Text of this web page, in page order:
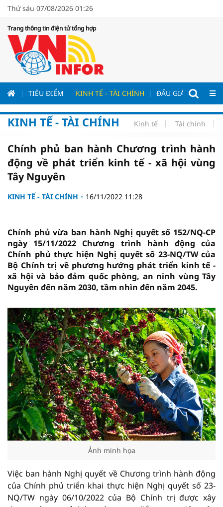
Thứ sáu 07/08/2026 01:26
Trang thông tin điện tử tổng hợp
TIÊU ĐIỂM KINH TẾ - TÀI CHÍNH ĐẤU GIÁ - ĐẤU
KINH TẾ - TÀI CHÍNH Kinh tế Tài chính
Chính phủ ban hành Chương trình hành
động về phát triển kinh tế - xã hội vùng
Tây Nguyên
KINH TẾ - TÀI CHÍNH 16/11/2022 11:28
Chính phủ vừa ban hành Nghị quyết số 152/NQ-CP
ngày 15/11/2022 Chương trình hành động của
Chính phủ thực hiện Nghị quyết số 23-NQ/TW của
Bộ Chính trị về phương hướng phát triển kinh tế -
xã hội và bảo đảm quốc phòng, an ninh vùng Tây
Nguyên đến năm 2030, tầm nhìn đến năm 2045.
Ảnh minh họa
Việc ban hành Nghị quyết về Chương trình hành động
của Chính phủ triển khai thực hiện Nghị quyết số 23-
NQ/TW ngày 06/10/2022 của Bộ Chính trị được xây